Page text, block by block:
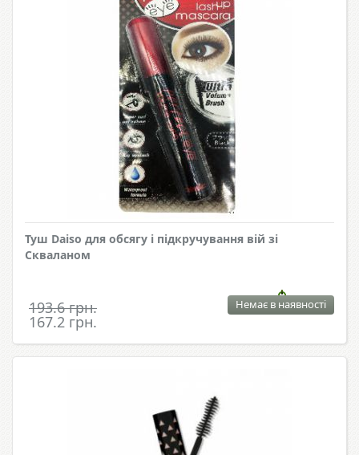
Туш Daiso для обсягу і підкручування вій зі
Скваланом
193.6 грн.
167.2 грн.
Немає в наявності